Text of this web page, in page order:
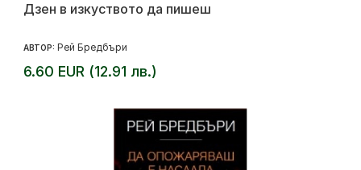
Дзен в изкуството да пишеш
АВТОР: Рей Бредбъри
6.60 EUR (12.91 лв.)